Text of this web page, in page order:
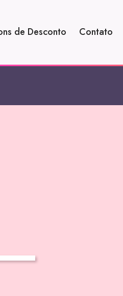
de Desconto Contato